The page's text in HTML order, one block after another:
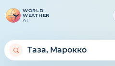
WORLD
WEATHER
AI